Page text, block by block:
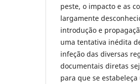
peste, o impacto e as
largamente
introdução e
uma tentativa inédita
infeção das diversas
documentais diretas
para que se